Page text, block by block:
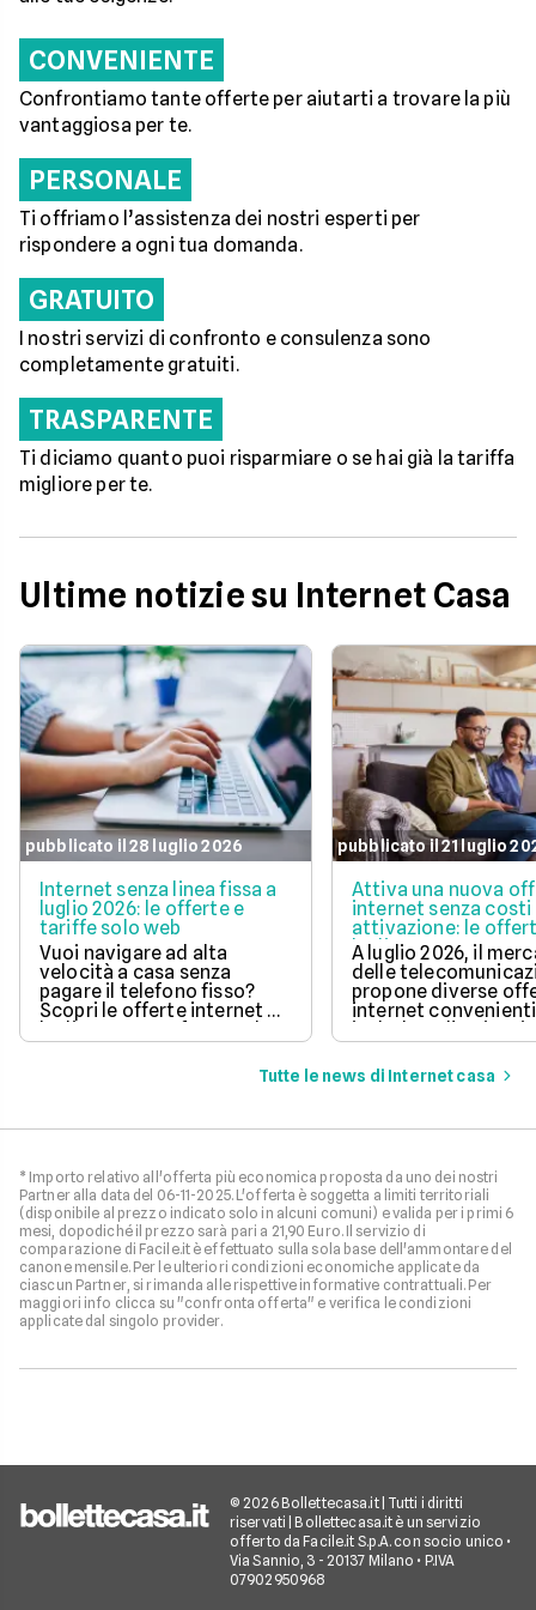
CONVENIENTE
Confrontiamo tante offerte per aiutarti a trovare la più
vantaggiosa per te.
PERSONALE
Ti offriamo l’assistenza dei nostri esperti per
rispondere a ogni tua domanda.
GRATUITO
I nostri servizi di confronto e consulenza sono
completamente gratuiti.
TRASPARENTE
Ti diciamo quanto puoi risparmiare o se hai già la tariffa
migliore per te.
Ultime notizie su Internet Casa
pubblicato il 28 luglio 2026
Internet senza linea fissa a
luglio 2026: le offerte e
tariffe solo web
Vuoi navigare ad alta
velocità a casa senza
pagare il telefono fisso?
Scopri le offerte internet di
luglio 2026, confrontando
prezzi, velocità e costi di
pubblicato il 21 luglio
Attiva una nuova
internet senza costi
attivazione: le
luglio 2026
A luglio 2026, il
delle
propone diverse
internet
includono
gratuita.
Tutte le news di Internet casa
* Importo relativo all'offerta più economica proposta da uno dei nostri
Partner alla data del 06-11-2025. L'offerta è soggetta a limiti territoriali
(disponibile al prezzo indicato solo in alcuni comuni) e valida per i primi 6
mesi, dopodiché il prezzo sarà pari a 21,90 Euro. Il servizio di
comparazione di Facile.it è effettuato sulla sola base dell'ammontare del
canone mensile. Per le ulteriori condizioni economiche applicate da
ciascun Partner, si rimanda alle rispettive informative contrattuali. Per
maggiori info clicca su "confronta offerta" e verifica le condizioni
applicate dal singolo provider.
© 2026 Bollettecasa.it | Tutti i diritti
riservati | Bollettecasa.it è un servizio
offerto da Facile.it S.p.A. con socio unico •
Via Sannio, 3 - 20137 Milano • P.IVA
07902950968